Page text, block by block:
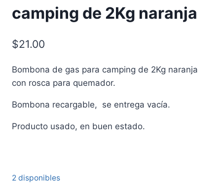
camping de 2Kg naranja
$21.00
Bombona de gas para camping de 2Kg naranja
con rosca para quemador.
Bombona recargable, se entrega vacía.
Producto usado, en buen estado.
2 disponibles